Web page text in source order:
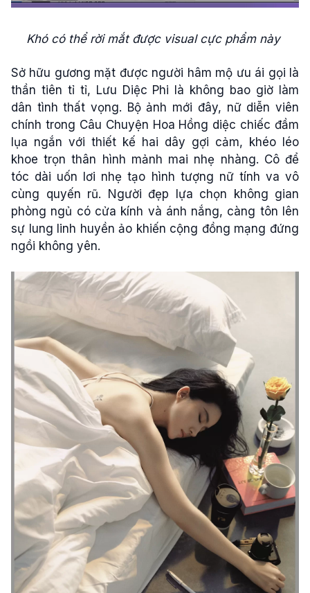
Khó có thể rời mắt được visual cực phẩm này
Sở hữu gương mặt được người hâm mộ ưu ái gọi là
thần tiên tỉ tỉ, Lưu Diệc Phi là không bao giờ làm
dân tình thất vọng. Bộ ảnh mới đây, nữ diễn viên
chính trong Câu Chuyện Hoa Hồng diệc chiếc đầm
lụa ngắn với thiết kế hai dây gợi cảm, khéo léo
khoe trọn thân hình mảnh mai nhẹ nhàng. Cô để
tóc dài uốn lơi nhẹ tạo hình tượng nữ tính va vô
cùng quyến rũ. Người đẹp lựa chọn không gian
phòng ngủ có cửa kính và ánh nắng, càng tôn lên
sự lung linh huyền ảo khiến cộng đồng mạng đứng
ngồi không yên.